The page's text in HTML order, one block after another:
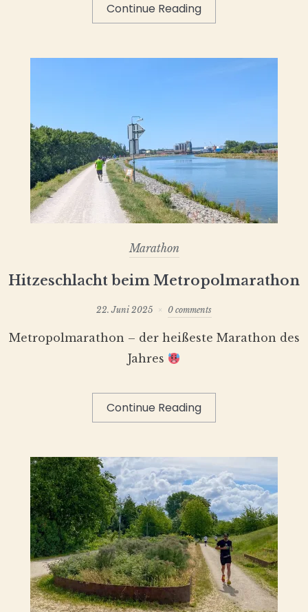
Continue Reading
Marathon
Hitzeschlacht beim Metropolmarathon
22. Juni 2025 0 comments
Metropolmarathon – der heißeste Marathon des
Jahres
Continue Reading